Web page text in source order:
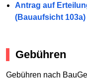
Antrag auf
(Bauaufsicht 103a)
Gebühren
Gebühren nach